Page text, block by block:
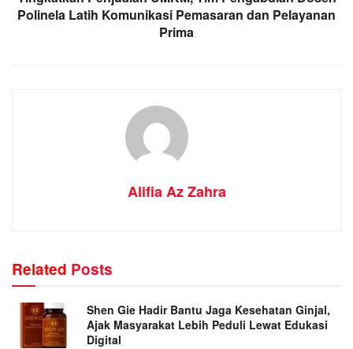
Polinela Latih Komunikasi Pemasaran dan Pelayanan
Prima
Alifia Az Zahra
Related Posts
Shen Gie Hadir Bantu Jaga Kesehatan Ginjal,
Ajak Masyarakat Lebih Peduli Lewat Edukasi
Digital